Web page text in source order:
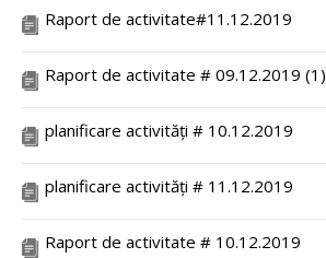
Raport de activitate#11.12.2019
Raport de activitate # 09.12.2019 (1)
planificare activități # 10.12.2019
planificare activități # 11.12.2019
Raport de activitate # 10.12.2019